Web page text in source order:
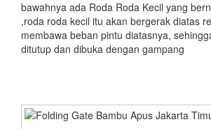
bawahnya ada Roda Roda Kecil yang
,roda roda kecil itu akan bergerak diatas
membawa beban pintu diatasnya,
ditutup dan dibuka dengan gampang